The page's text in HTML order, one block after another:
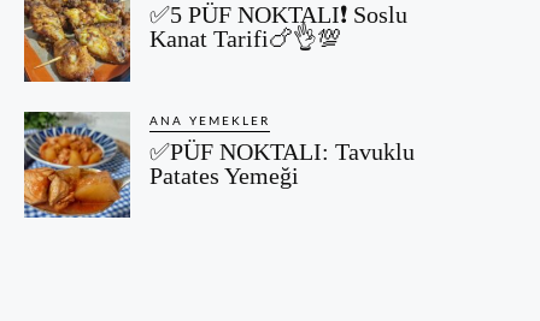
✅5 PÜF NOKTALI❗ Soslu
Kanat Tarifi🍗👌💯
ANA YEMEKLER
✅PÜF NOKTALI: Tavuklu
Patates Yemeği